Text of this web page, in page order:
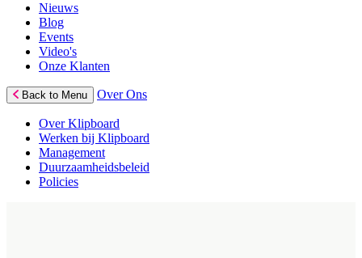
Nieuws
Blog
Events
Video's
Onze Klanten
Back to Menu Over Ons
Over Klipboard
Werken bij Klipboard
Management
Duurzaamheidsbeleid
Policies